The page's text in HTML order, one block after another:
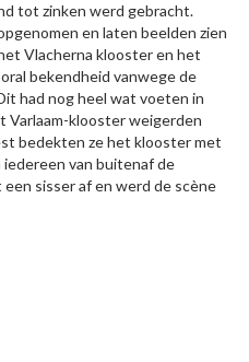
tot zinken werd gebracht.
en laten beelden zien
Vlacherna klooster en het
bekendheid vanwege de
had nog heel wat voeten in
Varlaam-klooster weigerden
bedekten ze het klooster met
van buitenaf de
sisser af en werd de scène